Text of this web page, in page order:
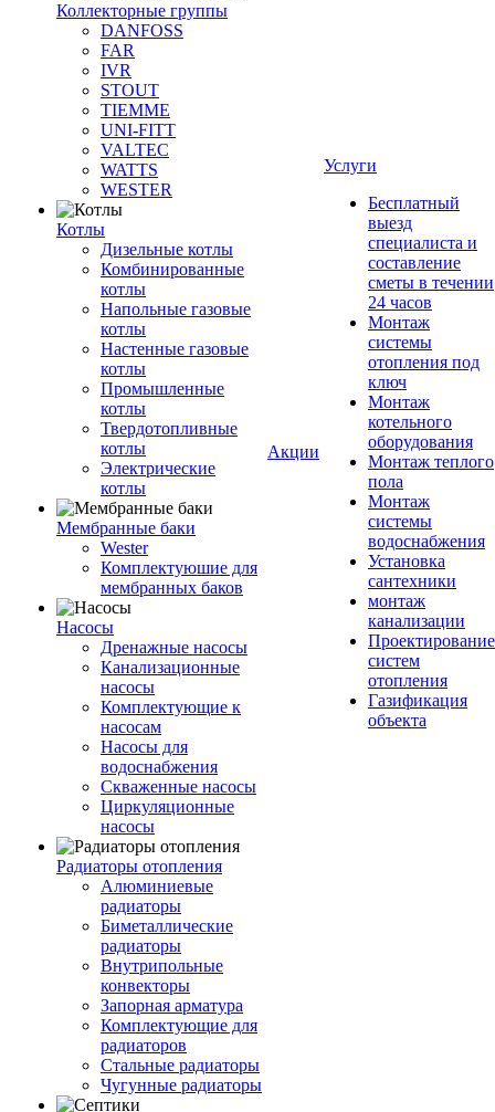
Коллекторные группы
DANFOSS
FAR
IVR
STOUT
TIEMME
UNI-FITT
VALTEC
WATTS
WESTER
Котлы
Дизельные котлы
Комбинированные
котлы
Напольные газовые
котлы
Настенные газовые
котлы
Промышленные
котлы
Твердотопливные
котлы
Электрические
котлы
Мембранные баки
Wester
Комплектуюшие для
мембранных баков
Насосы
Дренажные насосы
Канализационные
насосы
Комплектующие к
насосам
Насосы для
водоснабжения
Скваженные насосы
Циркуляционные
насосы
Радиаторы отопления
Алюминиевые
радиаторы
Биметаллические
радиаторы
Внутрипольные
конвекторы
Запорная арматура
Комплектующие для
радиаторов
Стальные радиаторы
Чугунные радиаторы
Акции
Услуги
Бесплатный
выезд
специалиста и
составление
сметы в течении
24 часов
Монтаж
системы
отопления под
ключ
Монтаж
котельного
оборудования
Монтаж теплого
пола
Монтаж
системы
водоснабжения
Установка
сантехники
монтаж
канализации
Проектирование
систем
отопления
Газификация
объекта